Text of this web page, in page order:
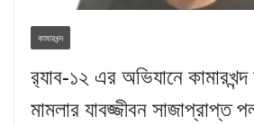
কামারখন্দ
র‌্যাব-১২ এর অভিযানে
মামলার যাবজ্জীবন সাজাপ্রাপ্ত